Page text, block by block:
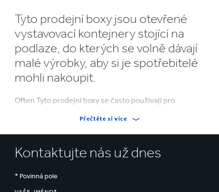
Tyto prodejní boxy jsou otevřené
vystavovací kontejnery stojící na
podlaze, do kterých se volně dávají
malé výrobky, aby si je spotřebitelé
mohli nakoupit.
Often Tyto prodejní boxy se často používají pro
nakupování.
Prodejní boxy Dump bins se vyrábí z vlnité lepenky a
pevnost pro nesení zátěže. Vyrábějí se z jednoho
Přečtěte si více
Kontaktujte nás už dnes
* Povinná pole